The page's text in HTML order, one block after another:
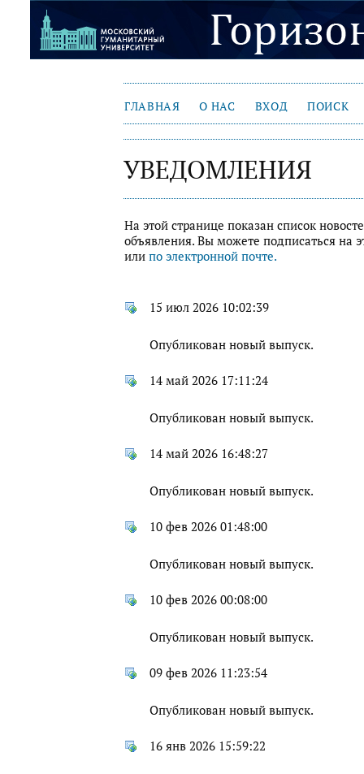
ГЛАВНАЯ О НАС ВХОД ПОИСК
УВЕДОМЛЕНИЯ
На этой странице показан список
объявления. Вы можете подписаться на
или по электронной почте.
15 июл 2026 10:02:39
Опубликован новый выпуск.
14 май 2026 17:11:24
Опубликован новый выпуск.
14 май 2026 16:48:27
Опубликован новый выпуск.
10 фев 2026 01:48:00
Опубликован новый выпуск.
10 фев 2026 00:08:00
Опубликован новый выпуск.
09 фев 2026 11:23:54
Опубликован новый выпуск.
16 янв 2026 15:59:22